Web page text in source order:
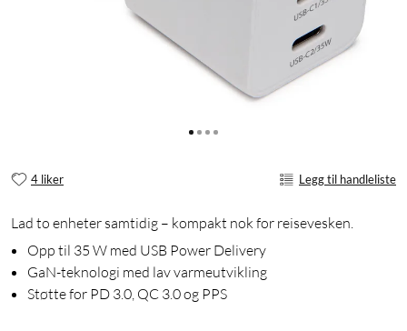
4 liker Legg til handleliste
Lad to enheter samtidig – kompakt nok for reisevesken.
Opp til 35 W med USB Power Delivery
GaN-teknologi med lav varmeutvikling
Støtte for PD 3.0, QC 3.0 og PPS